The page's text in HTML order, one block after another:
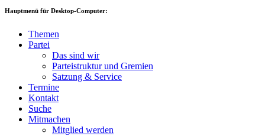
Hauptmenü für Desktop-Computer:
Themen
Partei
Das sind wir
Parteistruktur und Gremien
Satzung & Service
Termine
Kontakt
Suche
Mitmachen
Mitglied werden